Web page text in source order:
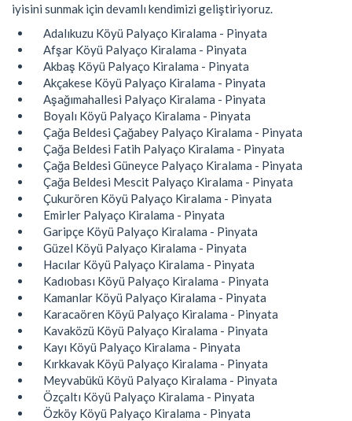
iyisini sunmak için devamlı kendimizi geliştiriyoruz.
Adalıkuzu Köyü Palyaço Kiralama - Pinyata
Afşar Köyü Palyaço Kiralama - Pinyata
Akbaş Köyü Palyaço Kiralama - Pinyata
Akçakese Köyü Palyaço Kiralama - Pinyata
Aşağımahallesi Palyaço Kiralama - Pinyata
Boyalı Köyü Palyaço Kiralama - Pinyata
Çağa Beldesi Çağabey Palyaço Kiralama - Pinyata
Çağa Beldesi Fatih Palyaço Kiralama - Pinyata
Çağa Beldesi Güneyce Palyaço Kiralama - Pinyata
Çağa Beldesi Mescit Palyaço Kiralama - Pinyata
Çukurören Köyü Palyaço Kiralama - Pinyata
Emirler Palyaço Kiralama - Pinyata
Garipçe Köyü Palyaço Kiralama - Pinyata
Güzel Köyü Palyaço Kiralama - Pinyata
Hacılar Köyü Palyaço Kiralama - Pinyata
Kadıobası Köyü Palyaço Kiralama - Pinyata
Kamanlar Köyü Palyaço Kiralama - Pinyata
Karacaören Köyü Palyaço Kiralama - Pinyata
Kavaközü Köyü Palyaço Kiralama - Pinyata
Kayı Köyü Palyaço Kiralama - Pinyata
Kırkkavak Köyü Palyaço Kiralama - Pinyata
Meyvabükü Köyü Palyaço Kiralama - Pinyata
Özçaltı Köyü Palyaço Kiralama - Pinyata
Özköy Köyü Palyaço Kiralama - Pinyata